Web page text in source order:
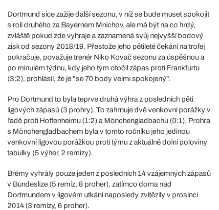
Dortmund sice zažije další sezonu, v níž se bude muset spokojit
s rolí druhého za Bayernem Mnichov, ale má být na co hrdý,
zvláště pokud zde vyhraje a zaznamená svůj nejvyšší bodový
zisk od sezony 2018/19. Přestože jeho pětileté čekání na trofej
pokračuje, považuje trenér Niko Kovač sezonu za úspěšnou a
po minulém týdnu, kdy jeho tým otočil zápas proti Frankfurtu
(3:2), prohlásil, že je "se 70 body velmi spokojený".
Pro Dortmund to byla teprve druhá výhra z posledních pěti
ligových zápasů (3 prohry). To zahrnuje dvě venkovní porážky v
řadě proti Hoffenheimu (1:2) a Mönchengladbachu (0:1). Prohra
s Mönchengladbachem byla v tomto ročníku jeho jedinou
venkovní ligovou porážkou proti týmu z aktuálně dolní poloviny
tabulky (5 výher, 2 remízy).
Brémy vyhrály pouze jeden z posledních 14 vzájemných zápasů
v Bundeslize (5 remíz, 8 proher), zatímco doma nad
Dortmundem v ligovém utkání naposledy zvítězily v prosinci
2014 (3 remízy, 6 proher).